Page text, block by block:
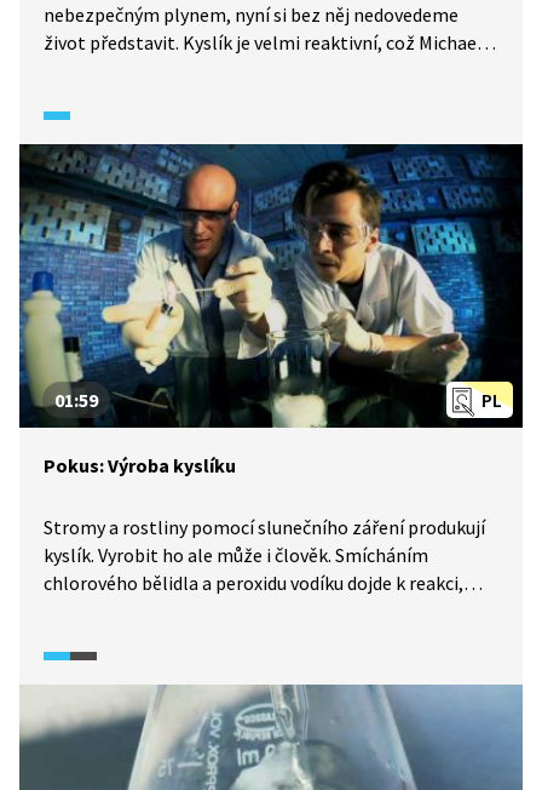
nebezpečným plynem, nyní si bez něj nedovedeme
život představit. Kyslík je velmi reaktivní, což Michael
PL
01:59
Pokus: Výroba kyslíku
Stromy a rostliny pomocí slunečního záření produkují
kyslík. Vyrobit ho ale může i člověk. Smícháním
chlorového bělidla a peroxidu vodíku dojde k reakci,
který je nezbytný pro hoření.